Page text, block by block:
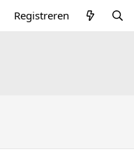
Registreren